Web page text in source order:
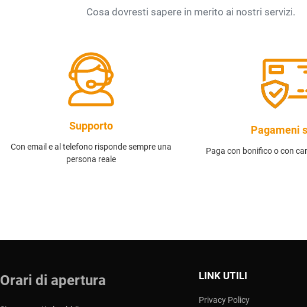
Cosa dovresti sapere in merito ai nostri servizi.
Supporto
Con email e al telefono risponde sempre una
persona reale
Pagameni
Paga con bonifico o con
Orari di apertura LINK UTILI
Privacy Policy